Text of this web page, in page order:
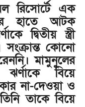
রিসোর্টে এক
হাতে আটক
দ্বিতীয় স্ত্রী
সংক্রান্ত কোনো
মামুনুলের
বিয়ে
না-দেওয়া ও
তাকে বিয়ে